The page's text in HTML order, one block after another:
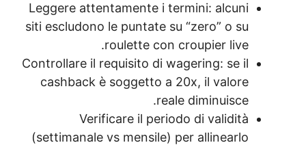
Leggere
siti escludono le
Controllare il requisito
cashback è
Verificare il
(settimanale vs